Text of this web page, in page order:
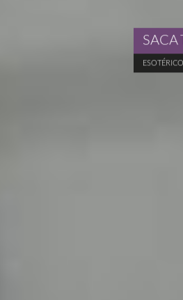
ESOTÉRICO
SACA